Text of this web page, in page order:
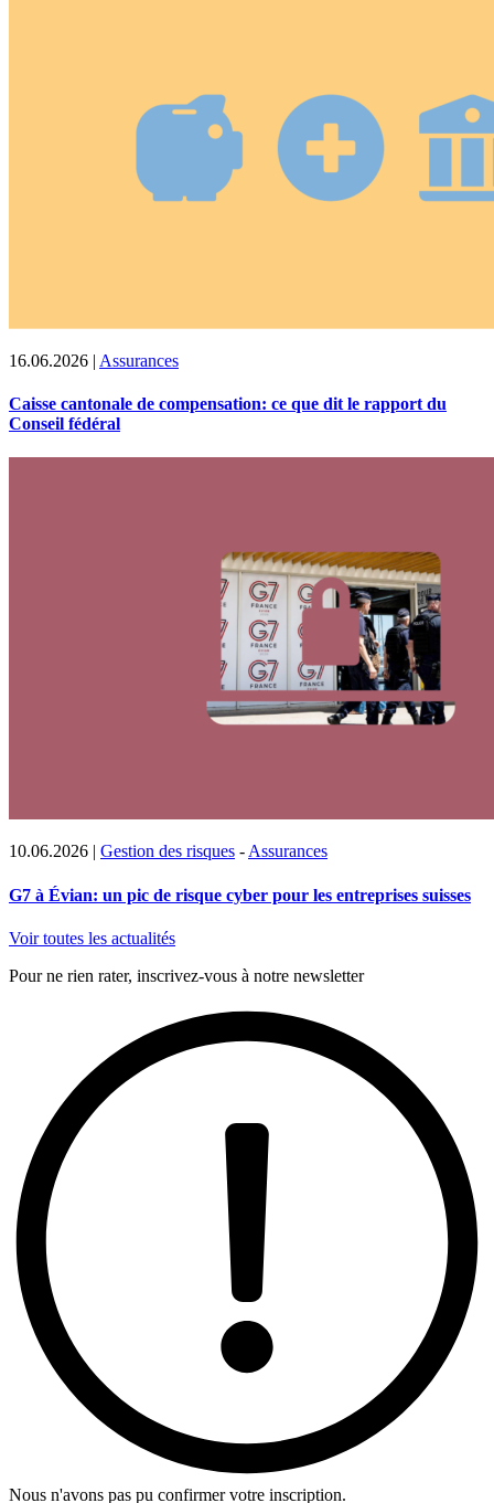
16.06.2026 | Assurances
Caisse cantonale de compensation: ce que dit le rapport du
Conseil fédéral
10.06.2026 | Gestion des risques - Assurances
G7 à Évian: un pic de risque cyber pour les entreprises suisses
Voir toutes les actualités
Pour ne rien rater, inscrivez-vous à notre newsletter
Nous n'avons pas pu confirmer votre inscription.